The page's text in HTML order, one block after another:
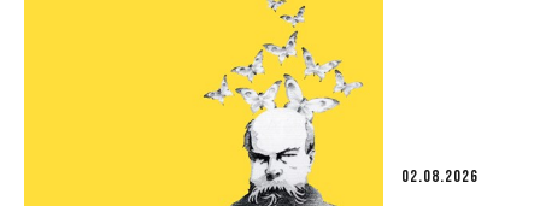
02.08.2026